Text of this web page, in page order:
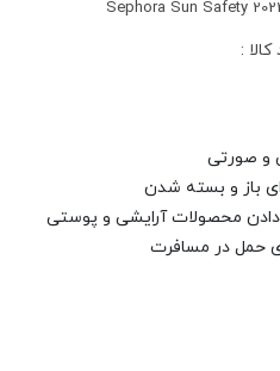
Sephora Sun Safety
:
و صورتی
باز و بسته شدن
دادن محصولات آرایشی و پوستی
حمل در مسافرت